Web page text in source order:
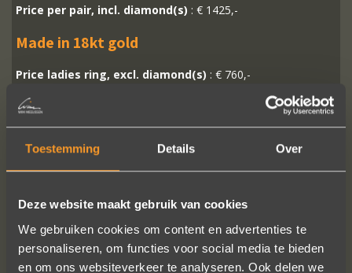
Toestemming Details Over
Deze website maakt gebruik van cookies
We gebruiken cookies om content en advertenties te
personaliseren, om functies voor social media te bieden
en om ons websiteverkeer te analyseren. Ook delen we
Price per pair, incl. diamond(s) : € 1425,-
Made in 18kt gold
Price ladies ring, excl. diamond(s) : € 760,-
Price men's ring
Price per pair, incl. diamond(s): € 1655,-